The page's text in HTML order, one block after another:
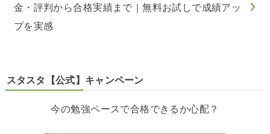
金・評判から合格実績まで｜無料お試しで成績アッ
プを実感
スタスタ【公式】キャンペーン
今の勉強ペースで合格できるか心配？